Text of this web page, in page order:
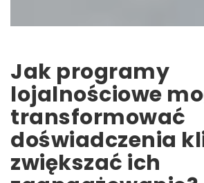
Jak programy
lojalnościowe
transformować
doświadczenia
zwiększać ich